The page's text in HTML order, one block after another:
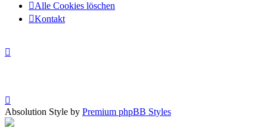
Alle Cookies löschen
Kontakt
Absolution Style by Premium phpBB Styles